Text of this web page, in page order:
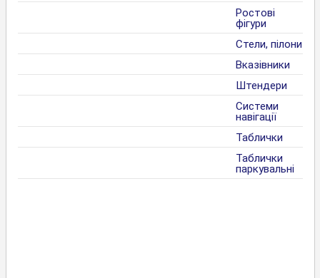
Ростові
фігури
Стели, пілони
Вказівники
Штендери
Системи
навігації
Таблички
Таблички
паркувальні